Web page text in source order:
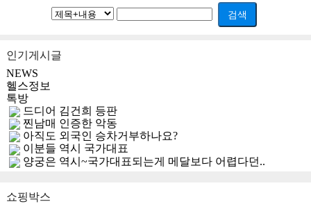
검색
인기게시글
NEWS
헬스정보
톡방
드디어 김건희 등판
찐남매 인증한 악동
아직도 외국인 승차거부하나요?
이분들 역시 국가대표
양궁은 역시~국가대표되는게 메달보다 어렵다던..
쇼핑박스